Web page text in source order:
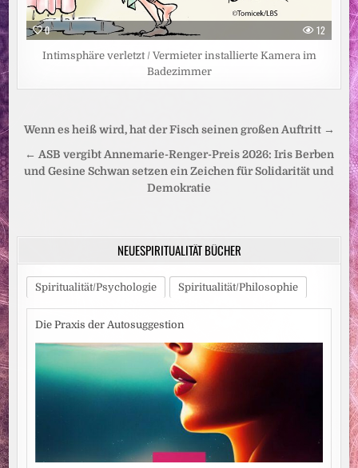
0 12
Intimsphäre verletzt / Vermieter installierte Kamera im
Badezimmer
Beitragsnavigation
Wenn es heiß wird, hat der Fisch seinen großen Auftritt →
← ASB vergibt Annemarie-Renger-Preis 2026: Iris Berben
und Gesine Schwan setzen ein Zeichen für Solidarität und
Demokratie
NEUESPIRITUALITÄT BÜCHER
Spiritualität/Psychologie Spiritualität/Philosophie
Die Praxis der Autosuggestion